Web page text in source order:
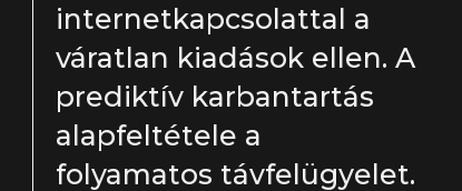
internetkapcsolattal a
váratlan kiadások ellen. A
prediktív karbantartás
alapfeltétele a
folyamatos távfelügyelet.